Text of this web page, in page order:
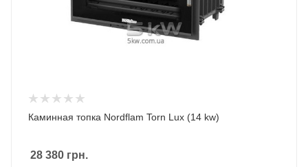
Каминная топка Nordflam Torn Lux (14 kw)
28 380 грн.